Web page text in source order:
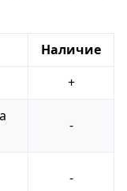
Наличие
+
-
-